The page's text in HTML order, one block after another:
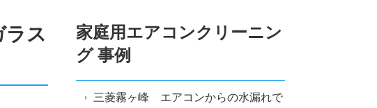
ラス
家庭用エアコンクリーニン
グ 事例
三菱霧ヶ峰 エアコンからの水漏れで